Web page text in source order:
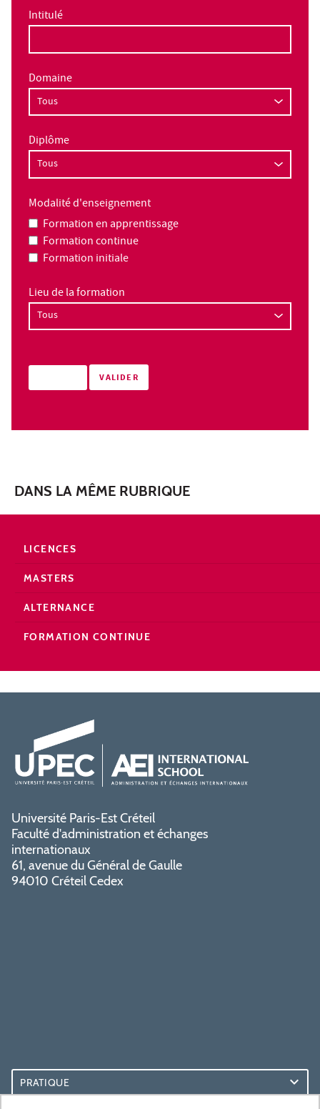
Intitulé
Domaine
Diplôme
Modalité d'enseignement
Formation en apprentissage
Formation continue
Formation initiale
Lieu de la formation
DANS LA MÊME RUBRIQUE
LICENCES
MASTERS
ALTERNANCE
FORMATION CONTINUE
Université Paris-Est Créteil
Faculté d'administration et échanges
internationaux
61, avenue du Général de Gaulle
94010 Créteil Cedex
PRATIQUE